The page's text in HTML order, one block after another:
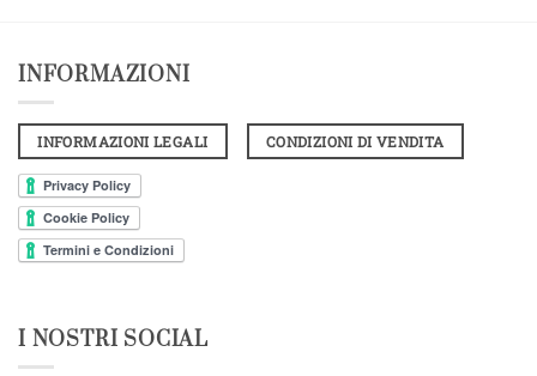
INFORMAZIONI
INFORMAZIONI LEGALI CONDIZIONI DI VENDITA
I NOSTRI SOCIAL